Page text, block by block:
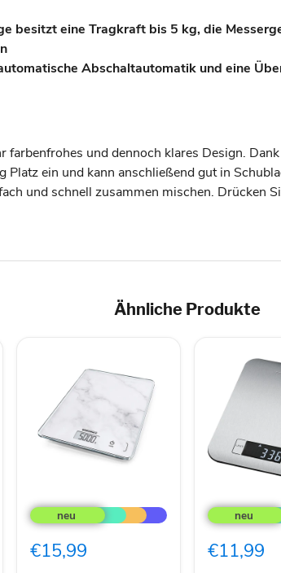
besitzt eine Tragkraft bis 5 kg, die
Abschaltautomatik und eine
farbenfrohes und dennoch klares Design.
ein und kann anschließend gut in
und schnell zusammen mischen. Drücken
Ähnliche Produkte
Page
Compact
marble
€15,99
PC-
KW
Küchenwaage
€11,99